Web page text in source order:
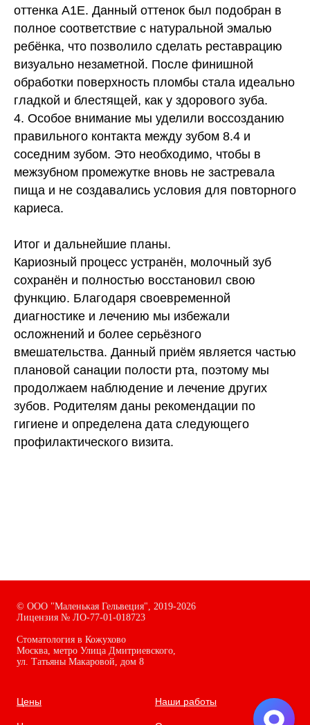
оттенка А1Е. Данный оттенок был подобран в
полное соответствие с натуральной эмалью
ребёнка, что позволило сделать реставрацию
визуально незаметной. После финишной
обработки поверхность пломбы стала идеально
гладкой и блестящей, как у здорового зуба.
4. Особое внимание мы уделили воссозданию
правильного контакта между зубом 8.4 и
соседним зубом. Это необходимо, чтобы в
межзубном промежутке вновь не застревала
пища и не создавались условия для повторного
кариеса.
Итог и дальнейшие планы.
Кариозный процесс устранён, молочный зуб
сохранён и полностью восстановил свою
функцию. Благодаря своевременной
диагностике и лечению мы избежали
осложнений и более серьёзного
вмешательства. Данный приём является частью
плановой санации полости рта, поэтому мы
продолжаем наблюдение и лечение других
зубов. Родителям даны рекомендации по
гигиене и определена дата следующего
профилактического визита.
© ООО "Маленькая Гельвеция", 2019-2026
Лицензия № ЛО-77-01-018723
Стоматология в Кожухово
Москва, метро Улица Дмитриевского,
ул. Татьяны Макаровой, дом 8
Цены Наши работы